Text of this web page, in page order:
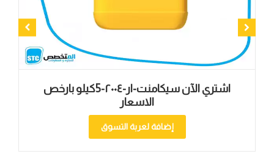
اشتري الآن سيكامنت-ار-۲۰۰٤-5كيلو بارخص
الاسعار
إضافة لعربة التسوق